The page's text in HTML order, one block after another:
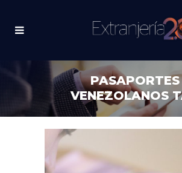
PASAPORTES
VENEZOLANOS